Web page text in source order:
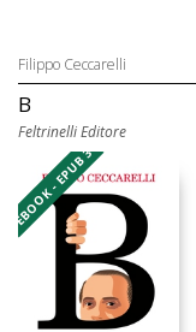
Filippo Ceccarelli
B
Feltrinelli Editore
EBOOK - EPUB 3